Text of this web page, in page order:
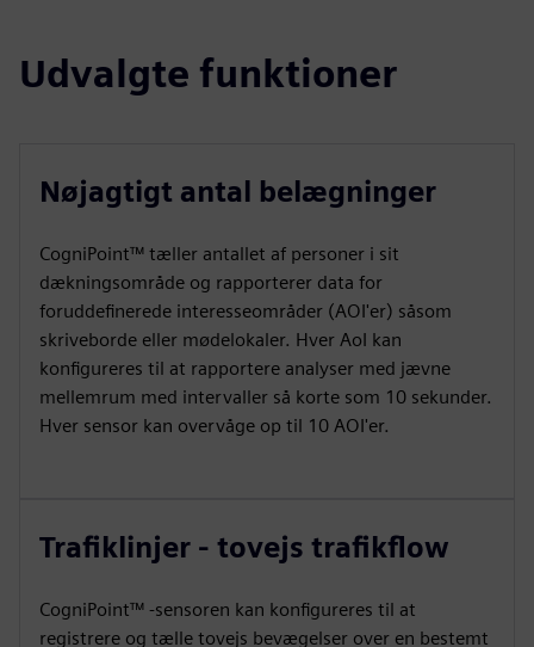
Udvalgte funktioner
Nøjagtigt antal belægninger
CogniPoint™ tæller antallet af personer i sit
dækningsområde og rapporterer data for
foruddefinerede interesseområder (AOI'er) såsom
skriveborde eller mødelokaler. Hver AoI kan
konfigureres til at rapportere analyser med jævne
mellemrum med intervaller så korte som 10 sekunder.
Hver sensor kan overvåge op til 10 AOI'er.
Trafiklinjer - tovejs trafikflow
CogniPoint™ -sensoren kan konfigureres til at
registrere og tælle tovejs bevægelser over en bestemt